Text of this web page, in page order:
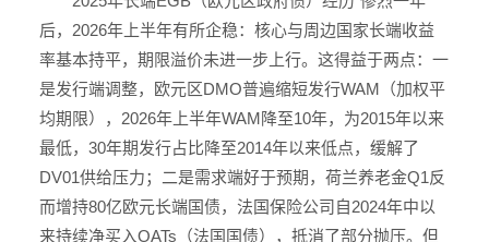
后，2026年上半年有所企稳：核心与周边国家长端收益
率基本持平，期限溢价未进一步上行。这得益于两点：一
是发行端调整，欧元区DMO普遍缩短发行WAM（加权平
均期限），2026年上半年WAM降至10年，为2015年以来
最低，30年期发行占比降至2014年以来低点，缓解了
DV01供给压力；二是需求端好于预期，荷兰养老金Q1反
而增持80亿欧元长端国债，法国保险公司自2024年中以
来持续净买入OATs（法国国债），抵消了部分抛压。但